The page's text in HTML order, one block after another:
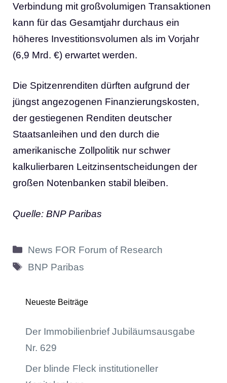
Verbindung mit großvolumigen Transaktionen
kann für das Gesamtjahr durchaus ein
höheres Investitionsvolumen als im Vorjahr
(6,9 Mrd. €) erwartet werden.
Die Spitzenrenditen dürften aufgrund der
jüngst angezogenen Finanzierungskosten,
der gestiegenen Renditen deutscher
Staatsanleihen und den durch die
amerikanische Zollpolitik nur schwer
kalkulierbaren Leitzinsentscheidungen der
großen Notenbanken stabil bleiben.
Quelle: BNP Paribas
Kategorien
News FOR Forum of Research
Schlagwörter
BNP Paribas
Neueste Beiträge
Der Immobilienbrief Jubiläumsausgabe
Nr. 629
Der blinde Fleck institutioneller